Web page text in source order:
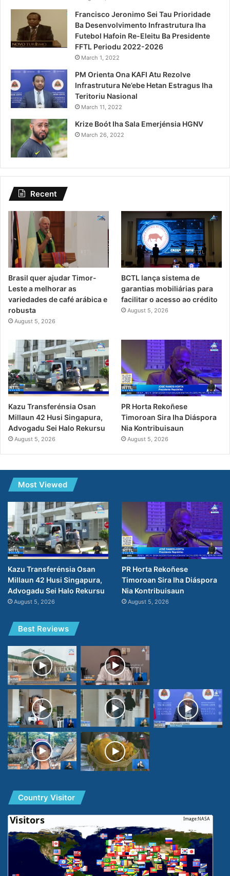
Francisco Jeronimo Sei Tau Prioridade
Ba Desenvolvimento Infrastrutura Iha
Futebol Hafoin Re-Eleitu Ba Presidente
FFTL Periodu 2022-2026
March 1, 2022
PM Orienta Ona KAFI Atu Rezolve
Infrastrutura Ne’ebe Hetan Estragus Iha
Teritoriu Nasional
March 11, 2022
Krize Boót Iha Sala Emerjénsia HGNV
March 26, 2022
Recent
Brasil quer ajudar Timor-
Leste a melhorar as
variedades de café arábica e
robusta
August 5, 2026
BCTL lança sistema de
garantias mobiliárias para
facilitar o acesso ao crédito
August 5, 2026
Kazu Transferénsia Osan
Millaun 42 Husi Singapura,
Advogadu Sei Halo Rekursu
August 5, 2026
PR Horta Rekoñese
Timoroan Sira Iha Diáspora
Nia Kontribuisaun
August 5, 2026
Most Viewed
Kazu Transferénsia Osan
Millaun 42 Husi Singapura,
Advogadu Sei Halo Rekursu
August 5, 2026
PR Horta Rekoñese
Timoroan Sira Iha Diáspora
Nia Kontribuisaun
August 5, 2026
Best Reviews
Country Visitor